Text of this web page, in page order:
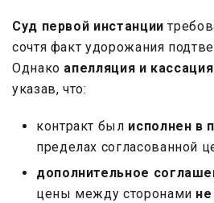
Суд первой инстанции
сочтя факт удорожания
Однако апелляция и кассация
указав, что:
контракт был исполнен в
пределах согласованной
дополнительное
цены между сторонами